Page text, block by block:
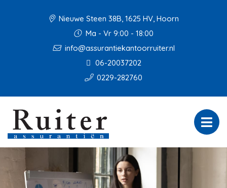
Nieuwe Steen 38B, 1625 HV, Hoorn
Ma - Vr 9:00 - 18:00
info@assurantiekantoorruiter.nl
06-20037202
0229-282760